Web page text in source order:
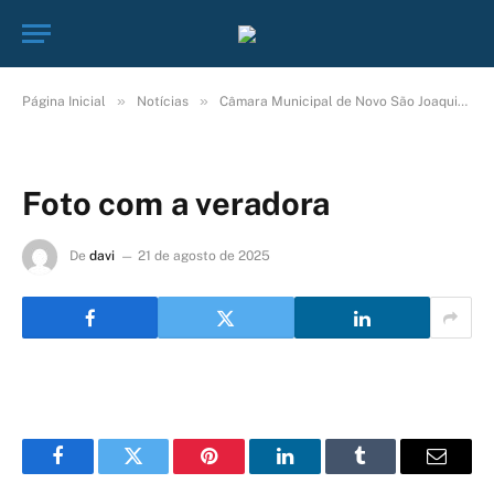
Página Inicial » Notícias » Câmara Municipal de Novo São Joaquim – MT parabeniza estudante Emanuele Santos Lima Oliveira.
Foto com a veradora
De davi 21 de agosto de 2025
FacebookTwitter Pinterest LinkedInTumblr E-